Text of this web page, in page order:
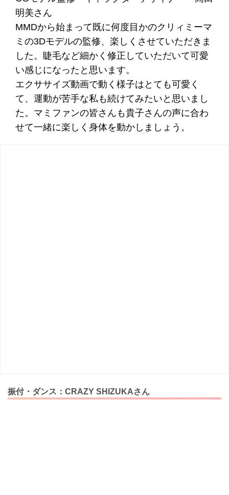
明美さん
MMDから始まって既に何度目かのクリィミーマ
ミの3Dモデルの監修、楽しくさせていただきま
した。睫毛など細かく修正していただいて可愛
い感じになったと思います。
エクササイズ動画で動く様子はとても可愛く
て、運動が苦手な私も続けてみたいと思いまし
た。マミファンの皆さんも貴子さんの声に合わ
せて一緒に楽しく身体を動かしましょう。
振付・ダンス：CRAZY SHIZUKAさん